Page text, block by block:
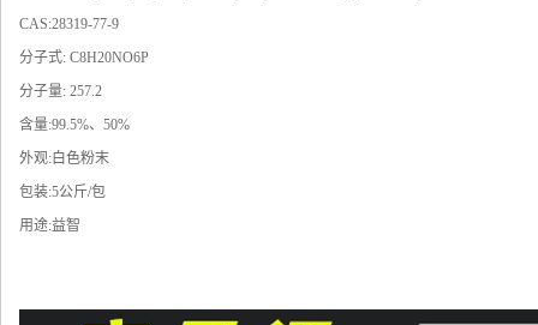
CAS:28319-77-9
分子式: C8H20NO6P
分子量: 257.2
含量:99.5%、50%
外观:白色粉末
包装:5公斤/包
用途:益智